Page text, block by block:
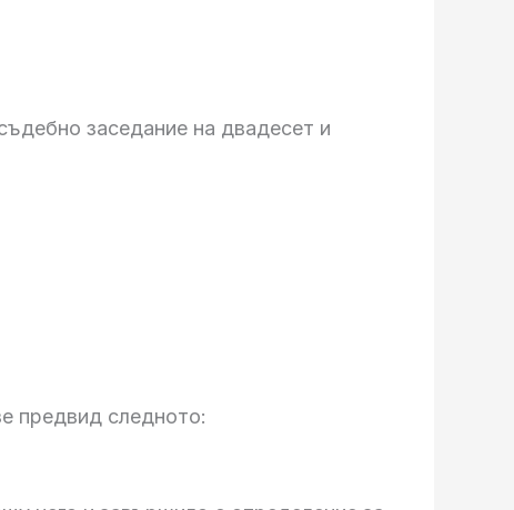
заседание на двадесет и
предвид следното: